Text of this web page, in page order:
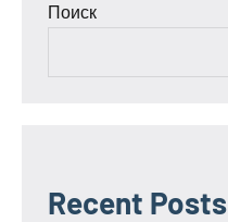
Поиск
Recent Posts